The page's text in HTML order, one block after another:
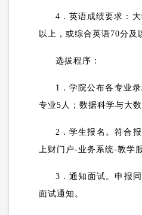
4 ．英语成绩要求：
以上，或综合英语70分及
选拔程序：
1 ．学院公布各专业
专业5 人；数据科学与大
2 ．学生报名。符合
上财门户-业务系统-教学
3 ．通知面试。申报
面试通知。